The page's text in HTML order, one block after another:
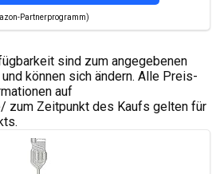
Partnerprogramm)
sind zum angegebenen
können sich ändern. Alle Preis-
auf
zum Zeitpunkt des Kaufs gelten für